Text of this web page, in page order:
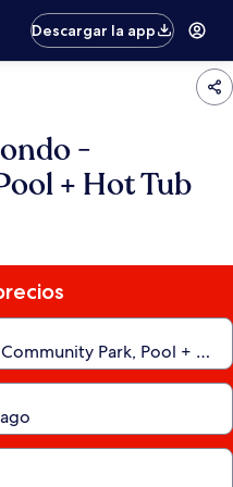
Descargar la app
-
+ Hot Tub